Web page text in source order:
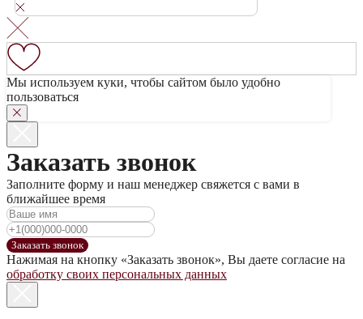
Мы используем куки, чтобы сайтом было удобно
пользоваться
Заказать звонок
Заполните форму и наш менеджер свяжется с вами в
ближайшее время
Заказать звонок
Нажимая на кнопку «Заказать звонок», Вы даете согласие на
обработку своих персональных данных